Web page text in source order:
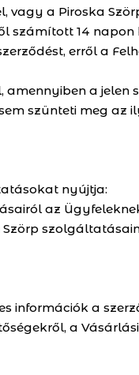
a Piroska
számított 14 napon
erről a
amennyiben a
szünteti meg az
nyújtja:
az
információk a
a